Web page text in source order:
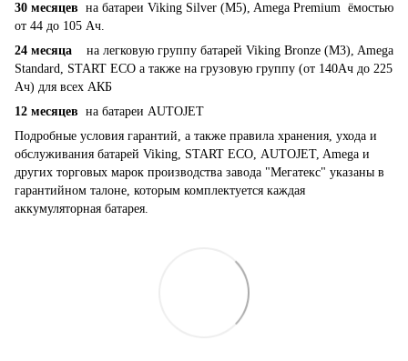
30 месяцев на батареи Viking Silver (M5), Amega Premium ёмостью
от 44 до 105 Ач.
24 месяца на легковую группу батарей Viking Bronze (M3), Amega
Standard, START ECO а также на грузовую группу (от 140Ач до 225
Ач) для всех АКБ
12 месяцев на батареи AUTOJET
Подробные условия гарантий, а также правила хранения, ухода и
обслуживания батарей Viking, START ECO, AUTOJET, Amega и
других торговых марок производства завода "Мегатекс" указаны в
гарантийном талоне, которым комплектуется каждая
аккумуляторная батарея.